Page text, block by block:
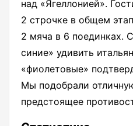
над «Ягеллонией».
2 строчке в общем
2 мяча в 6 поединках.
синие» удивить
«фиолетовые»
Мы подобрали
предстоящее